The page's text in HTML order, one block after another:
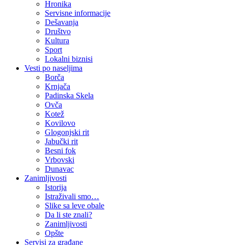
Hronika
Servisne informacije
Dešavanja
Društvo
Kultura
Sport
Lokalni biznisi
Vesti po naseljima
Borča
Krnjača
Padinska Skela
Ovča
Kotež
Kovilovo
Glogonjski rit
Jabučki rit
Besni fok
Vrbovski
Dunavac
Zanimljivosti
Istorija
Istraživali smo…
Slike sa leve obale
Da li ste znali?
Zanimljivosti
Opšte
Servisi za građane